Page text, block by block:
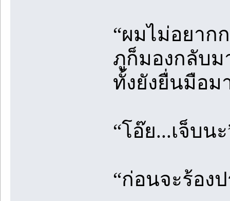
“ผมไม่อยาก
ภูก็มองกลับม
ทั้งยังยื่นมือม
“โอ๊ย...เจ็บนะ
“ก่อนจะร้อง